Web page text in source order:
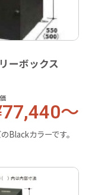
ーボックス
～
Blackカラーです。